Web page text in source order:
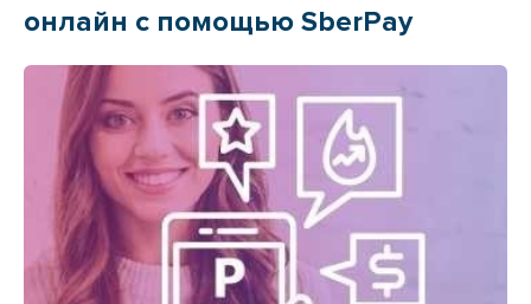
онлайн с помощью SberPay